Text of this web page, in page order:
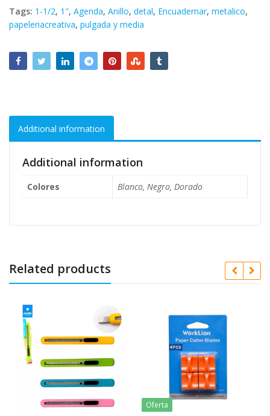
Tags: 1-1/2, 1", Agenda, Anillo, detal, Encuadernar, metalico,
papeleriacreativa, pulgada y media
Additional information
Additional information
Colores Blanco, Negro, Dorado
Related products
Oferta